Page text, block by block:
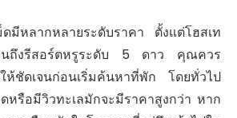
ดมีหลากหลายระดับราคา ตั้งแต่โฮสเท
นถึงรีสอร์ตหรูระดับ 5 ดาว คุณควร
ห้ชัดเจนก่อนเริ่มค้นหาที่พัก โดยทั่วไป
หรือมีวิวทะเลมักจะมีราคาสูงกว่า หาก